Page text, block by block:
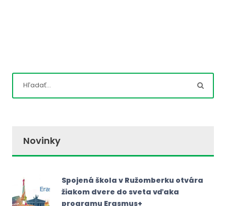
Novinky
Spojená škola v Ružomberku otvára
žiakom dvere do sveta vďaka
programu Erasmus+